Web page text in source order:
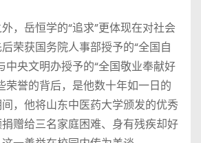
，岳恒学的“追求”更体现在对社会
荣获国务院人事部授予的“全国自
中央文明办授予的“全国敬业奉献好
荣誉的背后，是他数十年如一日的
，他将山东中医药大学颁发的优秀
赠给三名家庭困难、身有残疾却好